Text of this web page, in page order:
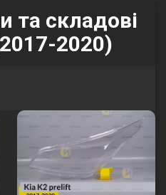
та складові
2020)